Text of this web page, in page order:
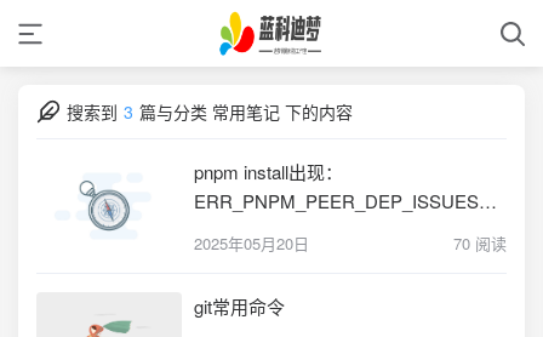
搜索到 3 篇与分类 常用笔记 下的内容
pnpm install出现：
ERR_PNPM_PEER_DEP_ISSUES
2025年05月20日 70 阅读
git常用命令